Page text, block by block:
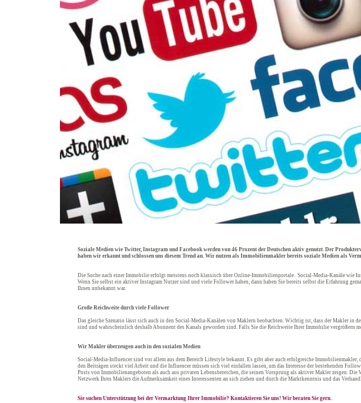
Soziale Medien wie Twitter, Instagram und Facebook werden von 46 Prozent der Deutschen aktiv genutzt. Der
haben wir erkannt und schlossen uns diesem Trend an. Wir nutzen als Immobilienmakler bereits soziale Medien als
Die Suche nach einer Immobilie erfolgt meistens noch klassisch über Online-Immobilienportale. Social-Media-Kanäle wie
Wenn Sie selbst ein aktiver Instagram Nutzer sind und viele Follower haben, dann haben Sie bereits selbst die Erfahrung
Ihnen unbekannt war.
Große Reichweite durch viele Follower
Das gleiche Szenario lässt sich auch in den Social-Media-Kanälen von Maklern beobachten. Wichtig ist, dass der Makler
sind und wahrscheinlich deshalb Abonnent des Kanals geworden sind. Falls Sie die Reichweite Ihrer Immobilie
Wir Makler überzeugen auch in den sozialen Medien
Social-Media-Influencer sind vor allem aus dem Bereich Lifestyle bekannt. Es gibt aber auch erfolgreiche
den Beiträgen steckt viel Arbeit und die Influencer müssen sich viel einfallen lassen, um das Interesse der bestehenden
Posts von Immobilienangeboten als auch aus privaten Lebensbereichen, die seinen Vorsprung als aktiver Makler zeigen.
Netzwerk Ihres Maklers die Aufmerksamkeit eines Interessenten an sich ziehen und durch die Marktkenntnis und das
Sie suchen Unterstützung bei der Vermarktung Ihrer Immobilie? Kontaktieren Sie uns! Wir beraten Sie gern.